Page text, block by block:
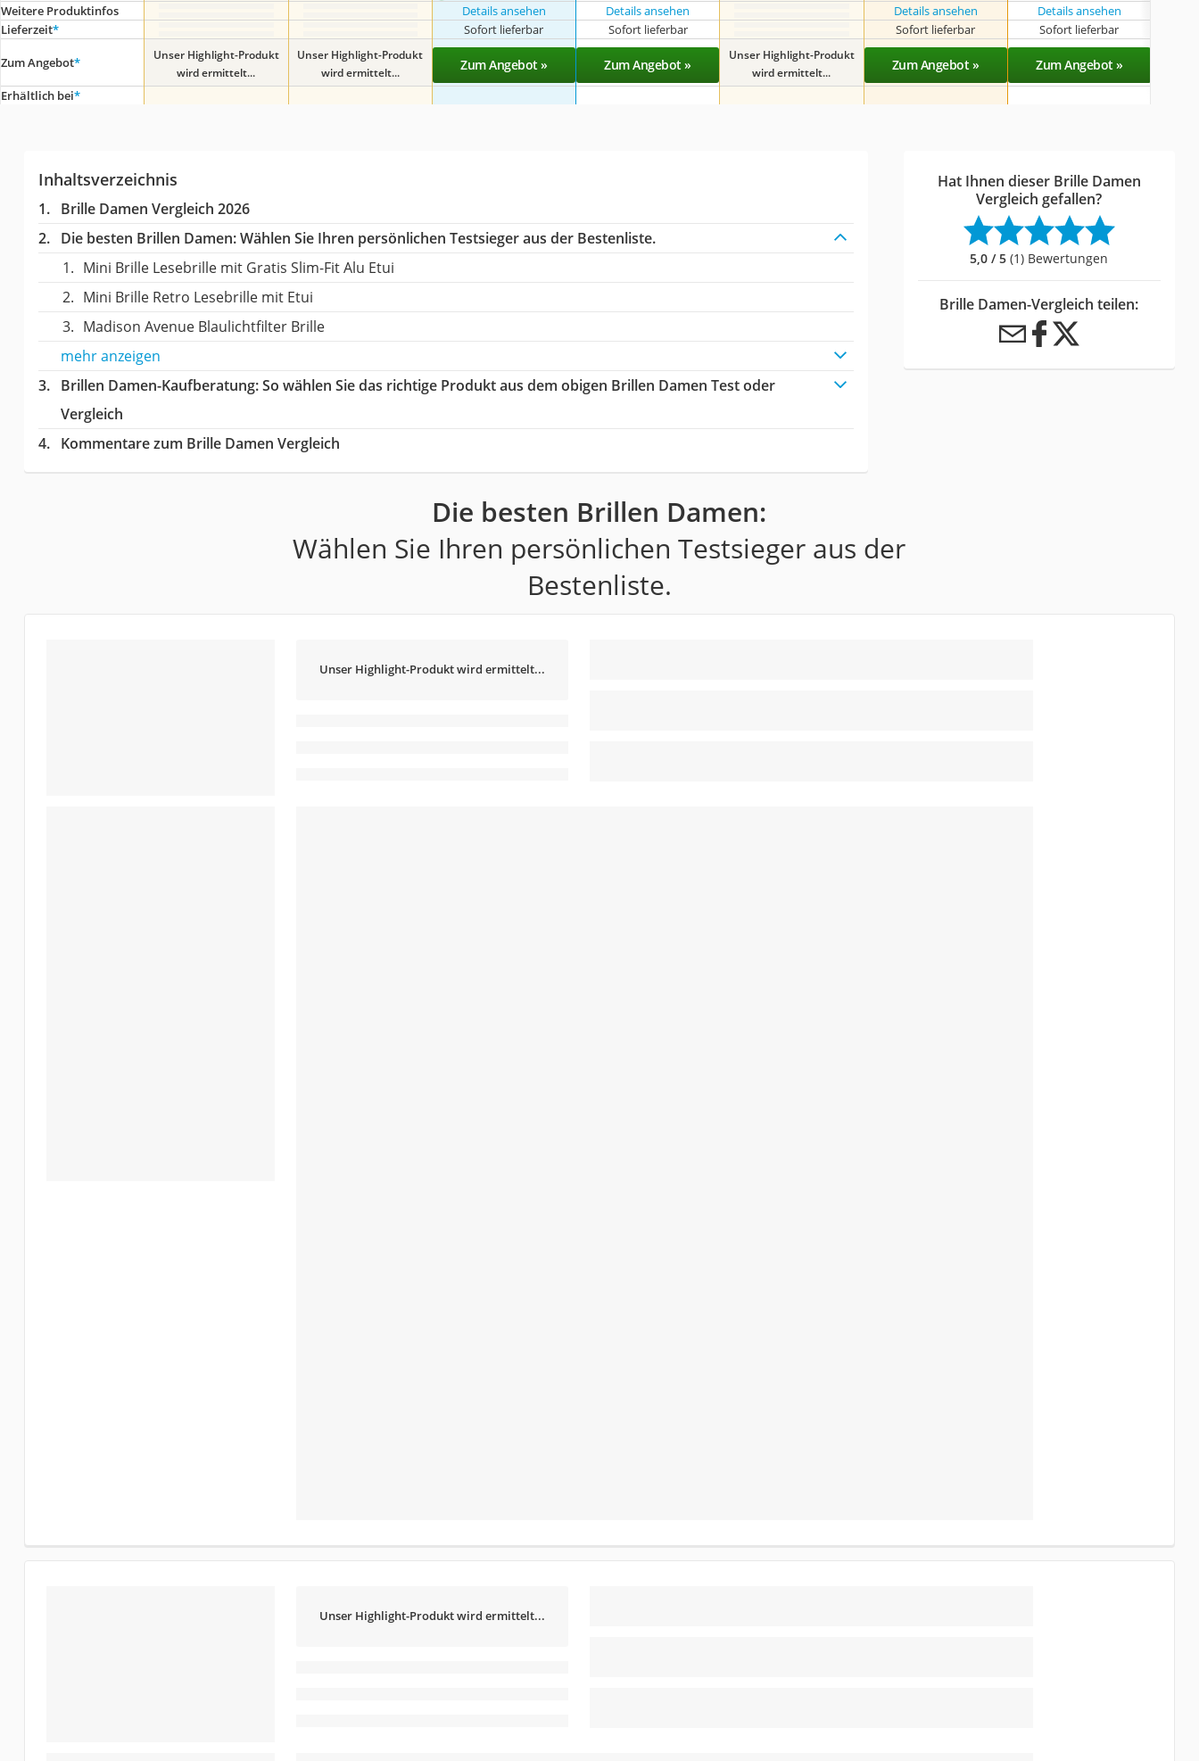
Weitere Produktinfos Details ansehen Details ansehen Details ansehen
Details ansehen
Lieferzeit* Sofort lieferbar Sofort lieferbar Sofort lieferbar Sofort lieferbar
Zum Angebot*
Unser Highlight-Produkt
wird ermittelt...
Unser Highlight-Produkt
wird ermittelt...
Zum Angebot » Zum Angebot »
Unser Highlight-Produkt
wird ermittelt...
Zum Angebot » Zum Angebot »
Erhältlich bei*
Inhaltsverzeichnis
Brille Damen Vergleich 2026
Die besten Brillen Damen:Wählen Sie Ihren persönlichen Testsieger aus der Bestenliste.
Mini Brille Lesebrille mit Gratis Slim-Fit Alu Etui
Mini Brille Retro Lesebrille mit Etui
Madison Avenue Blaulichtfilter Brille
mehr anzeigen
Brillen Damen-Kaufberatung: So wählen Sie das richtige Produkt aus dem obigen Brillen Damen Test oder
Vergleich
Kommentare zum Brille Damen Vergleich
Hat Ihnen dieser Brille Damen
Vergleich gefallen?
5,0 / 5 (1) Bewertungen
Brille Damen-Vergleich teilen:
Die besten Brillen Damen:
Wählen Sie Ihren persönlichen Testsieger aus der
Bestenliste.
Unser Highlight-Produkt wird ermittelt...
Unser Highlight-Produkt wird ermittelt...